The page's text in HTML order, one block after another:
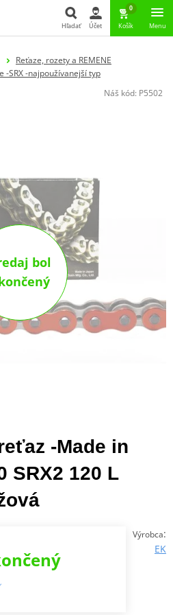
Hľadať Účet
0
Košík Menu
Reťaze, rozety a REMENE
-SRX -najpoužívanejší typ
Náš kód: P5502
bol
-Made in
SRX2 120 L
Výrobca:
EK